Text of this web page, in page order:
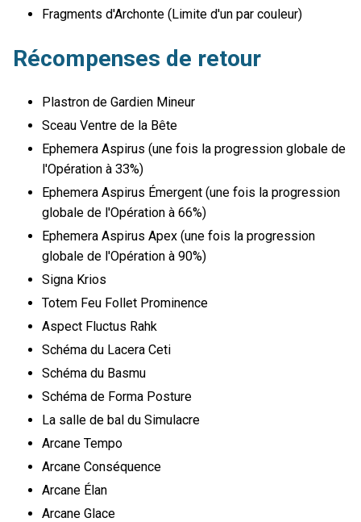
Fragments d'Archonte (Limite d'un par couleur)
Récompenses de retour
Plastron de Gardien Mineur
Sceau Ventre de la Bête
Ephemera Aspirus (une fois la progression globale de
l'Opération à 33%)
Ephemera Aspirus Émergent (une fois la progression
globale de l'Opération à 66%)
Ephemera Aspirus Apex (une fois la progression
globale de l'Opération à 90%)
Signa Krios
Totem Feu Follet Prominence
Aspect Fluctus Rahk
Schéma du Lacera Ceti
Schéma du Basmu
Schéma de Forma Posture
La salle de bal du Simulacre
Arcane Tempo
Arcane Conséquence
Arcane Élan
Arcane Glace